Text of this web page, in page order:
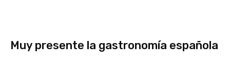
Muy presente la gastronomía española